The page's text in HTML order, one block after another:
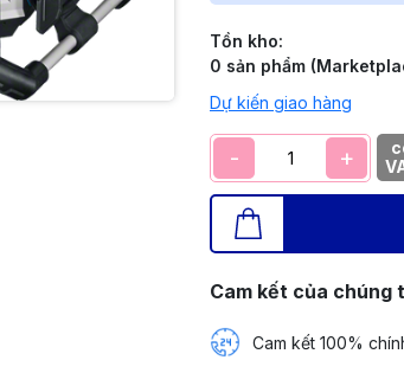
Tồn kho:
0 sản phẩm
Dự kiến giao hàng
- +
Cam kết của chúng
Cam kết 100%